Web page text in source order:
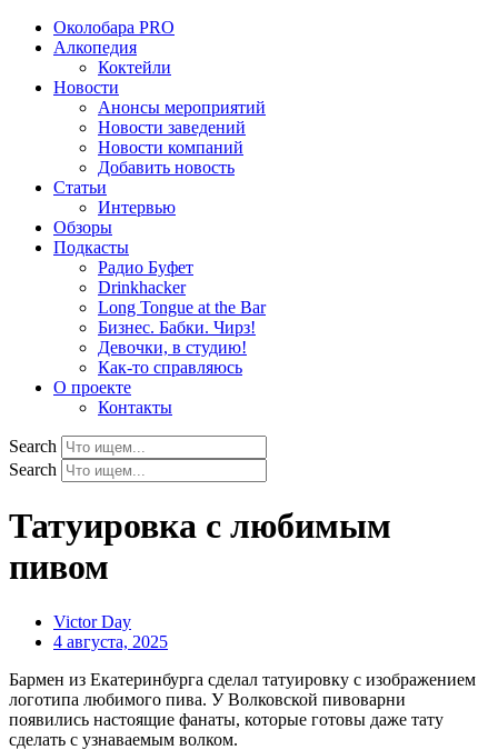
Околобара PRO
Алкопедия
Коктейли
Новости
Анонсы мероприятий
Новости заведений
Новости компаний
Добавить новость
Статьи
Интервью
Обзоры
Подкасты
Радио Буфет
Drinkhacker
Long Tongue at the Bar
Бизнес. Бабки. Чирз!
Девочки, в студию!
Как-то справляюсь
О проекте
Контакты
Search
Search
Татуировка с любимым
пивом
Victor Day
4 августа, 2025
Бармен из Екатеринбурга сделал татуировку с изображением
логотипа любимого пива. У Волковской пивоварни
появились настоящие фанаты, которые готовы даже тату
сделать с узнаваемым волком.